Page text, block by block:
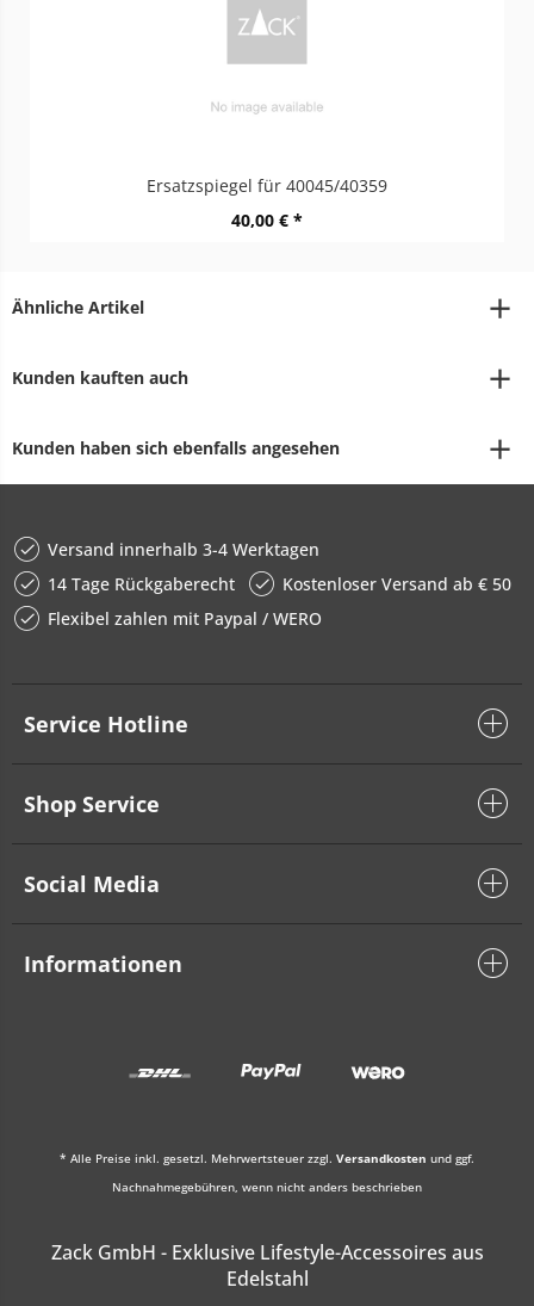
Ersatzspiegel für 40045/40359
40,00 € *
Ähnliche Artikel
Kunden kauften auch
Kunden haben sich ebenfalls angesehen
Versand innerhalb 3-4 Werktagen
14 Tage Rückgaberecht
Kostenloser Versand ab € 50
Flexibel zahlen mit Paypal / WERO
Service Hotline
Shop Service
Social Media
Informationen
* Alle Preise inkl. gesetzl. Mehrwertsteuer zzgl. Versandkosten und ggf.
Nachnahmegebühren, wenn nicht anders beschrieben
Zack GmbH - Exklusive Lifestyle-Accessoires aus
Edelstahl